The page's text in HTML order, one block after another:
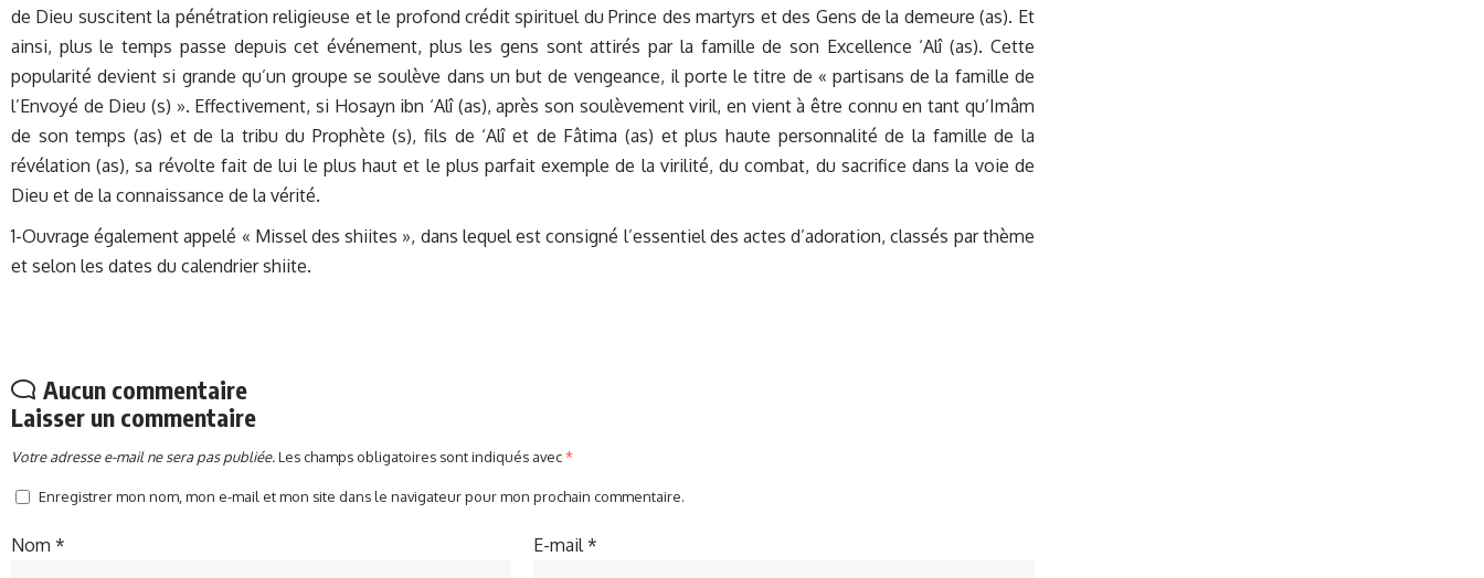
de Dieu suscitent la pénétration religieuse et le profond crédit spirituel du Prince des martyrs et des Gens de la demeure (as). Et
ainsi, plus le temps passe depuis cet événement, plus les gens sont attirés par la famille de son Excellence ‘Alî (as). Cette
popularité devient si grande qu’un groupe se soulève dans un but de vengeance, il porte le titre de « partisans de la famille de
l’Envoyé de Dieu (s) ». Effectivement, si Hosayn ibn ‘Alî (as), après son soulèvement viril, en vient à être connu en tant qu’Imâm
de son temps (as) et de la tribu du Prophète (s), fils de ‘Alî et de Fâtima (as) et plus haute personnalité de la famille de la
révélation (as), sa révolte fait de lui le plus haut et le plus parfait exemple de la virilité, du combat, du sacrifice dans la voie de
Dieu et de la connaissance de la vérité.
1-Ouvrage également appelé « Missel des shiites », dans lequel est consigné l’essentiel des actes d’adoration, classés par thème
et selon les dates du calendrier shiite.
Aucun commentaire
Laisser un commentaire
Votre adresse e-mail ne sera pas publiée.Les champs obligatoires sont indiqués avec*
Enregistrer mon nom, mon e-mail et mon site dans le navigateur pour mon prochain commentaire.
Nom * E-mail*